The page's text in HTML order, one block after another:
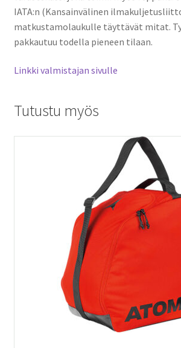
IATA:n (Kansainvälinen
matkustamolaukulle täyttävät mitat.
pakkautuu todella pieneen tilaan.
Linkki valmistajan sivulle
Tutustu myös